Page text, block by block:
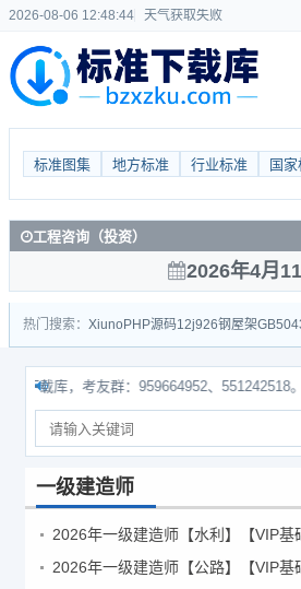
2026-08-06 12:48:44 天气获取失败
标准图集 地方标准 行业标准 国
工程咨询（投资）
2026年4月
热门搜索： Xiuno PHP源码12j926钢屋架
库，考友群：959664952、551242518。
一级建造师
2026年一级建造师【水利】【VIP基
2026年一级建造师【公路】【VIP基